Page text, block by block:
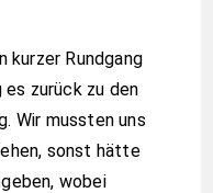
kurzer Rundgang
es zurück zu den
Wir mussten uns
sonst hätte
wobei